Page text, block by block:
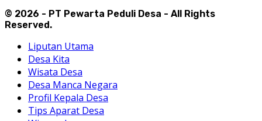
© 2026 - PT Pewarta Peduli Desa - All Rights
Reserved.
Liputan Utama
Desa Kita
Wisata Desa
Desa Manca Negara
Profil Kepala Desa
Tips Aparat Desa